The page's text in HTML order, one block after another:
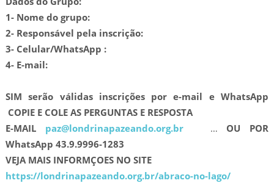
1- Nome do grupo:
2- Responsável pela inscrição:
3- Celular/WhatsApp :
4- E-mail:
SIM serão válidas inscrições por e-mail e WhatsApp
COPIE E COLE AS PERGUNTAS E RESPOSTA
E-MAIL paz@londrinapazeando.org.br … OU POR
WhatsApp 43.9.9996-1283
VEJA MAIS INFORMÇOES NO SITE
https://londrinapazeando.org.br/abraco-no-lago/